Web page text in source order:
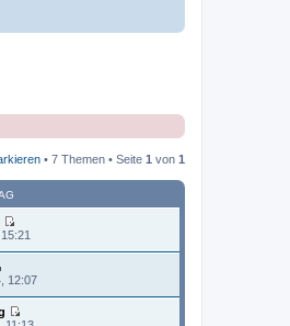
• 7 Themen • Seite 1 von 1
N
s
t
e
N
e
e
12:07
N